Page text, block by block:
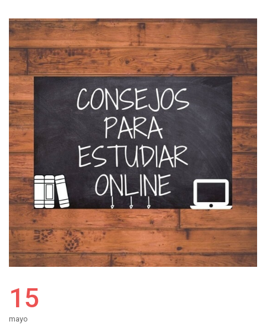
15
mayo